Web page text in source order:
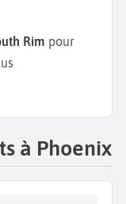
Rim pour
à Phoenix